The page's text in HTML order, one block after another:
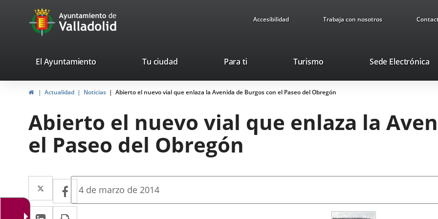
Portal
Web
Ayuntamiento
de
Accesibilidad Trabaja con nosotros
valladolid.es
El Ayuntamiento Tu ciudad Para ti TurismoThis
will
open
pop-
Sede Electrónica
HomeActualidad Noticias Abierto el nuevo vial que enlaza la Avenida de Burgos con el Paseo del Obregón
Abierto el nuevo vial que enlaza la
el Paseo del Obregón
Twitter
Enlace
a
Facebook
Enlace
a
Linkedin
Enlace
Fecha
la
4 de marzo de 2014